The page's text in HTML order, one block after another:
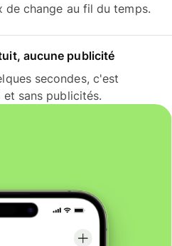
de change au fil du temps.
aucune publicité
secondes, c'est
sans publicités.